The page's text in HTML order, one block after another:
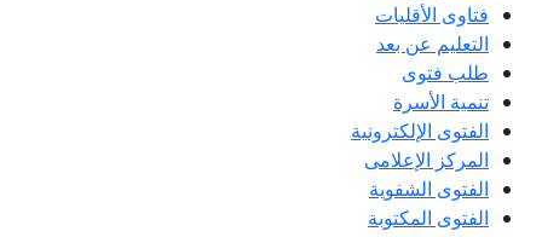
فتاوى الأقليات
التعليم عن بعد
طلب فتوى
تنمية الأسرة
الفتوى الإلكترونية
المركز الإعلامى
الفتوى الشفوية
الفتوى المكتوبة